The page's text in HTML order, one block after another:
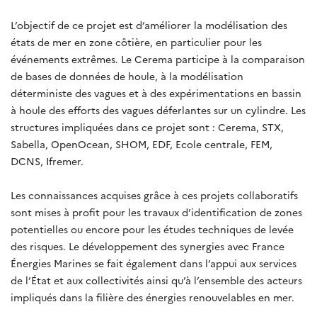
L’objectif de ce projet est d’améliorer la modélisation des
états de mer en zone côtière, en particulier pour les
événements extrêmes. Le Cerema participe à la comparaison
de bases de données de houle, à la modélisation
déterministe des vagues et à des expérimentations en bassin
à houle des efforts des vagues déferlantes sur un cylindre. Les
structures impliquées dans ce projet sont : Cerema, STX,
Sabella, OpenOcean, SHOM, EDF, Ecole centrale, FEM,
DCNS, Ifremer.
Les connaissances acquises grâce à ces projets collaboratifs
sont mises à profit pour les travaux d’identification de zones
potentielles ou encore pour les études techniques de levée
des risques. Le développement des synergies avec France
Énergies Marines se fait également dans l’appui aux services
de l’État et aux collectivités ainsi qu’à l’ensemble des acteurs
impliqués dans la filière des énergies renouvelables en mer.